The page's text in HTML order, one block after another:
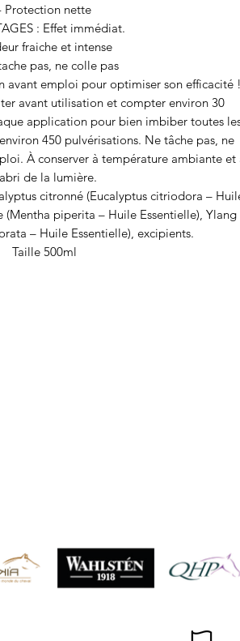
Protection nette
: Effet immédiat.
fraiche et intense
pas, ne colle pas
avant emploi pour optimiser son efficacité !
avant utilisation et compter environ 30
application pour bien imbiber toutes
450 pulvérisations. Ne tâche pas, ne
À conserver à température ambiante et
de la lumière.
citronné (Eucalyptus citriodora –
(Mentha piperita – Huile Essentielle), Ylang
– Huile Essentielle), excipients.
Taille 500ml